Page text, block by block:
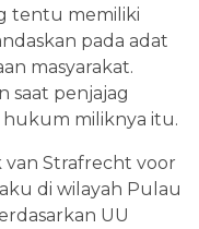
tentu memiliki
pada adat
masyarakat.
saat penjajag
hukum miliknya itu.
van Strafrecht voor
di wilayah Pulau
UU